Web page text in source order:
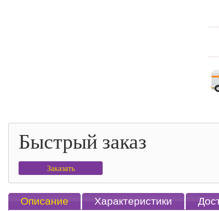
Быстрый заказ
Заказать
Описание Характеристики